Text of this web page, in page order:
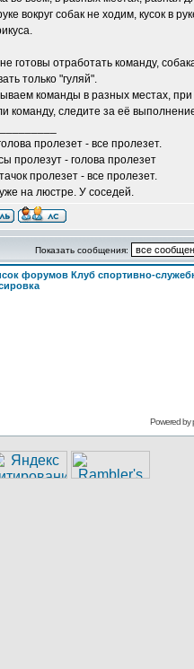
вокруг собак не ходим, кусок в
готовы отработать команду,
только "гуляй".
команды в разных местах,
команду, следите за её
пролезет - все пролезет.
пролезут - голова пролезет
пролезет - все пролезет.
на люстре. У соседей.
Показать сообщения:
форумов Клуб спортивно-
Powered by